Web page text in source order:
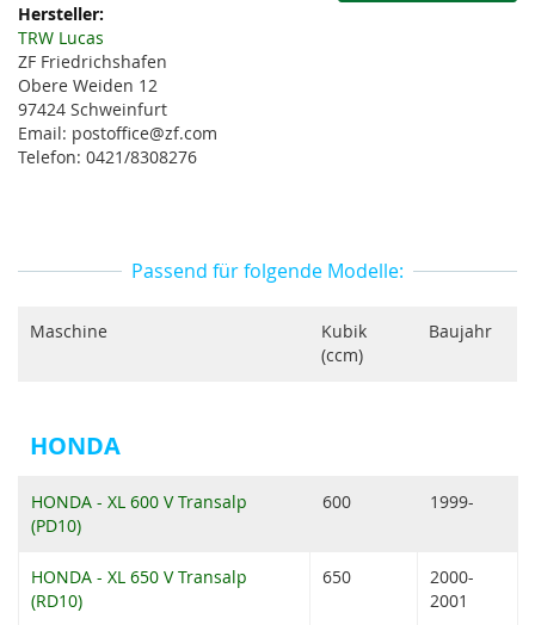
Weitere
Informationen
TRW Lucas
ZF Friedrichshafen
Obere Weiden 12
97424 Schweinfurt
Email: postoffice@zf.com
Telefon: 0421/8308276
Passend für folgende Modelle:
Maschine
Kubik
(ccm)
Baujahr
HONDA
HONDA - XL 600 V Transalp
(PD10)
600 1999-
HONDA - XL 650 V Transalp
(RD10)
650
2000-
2001